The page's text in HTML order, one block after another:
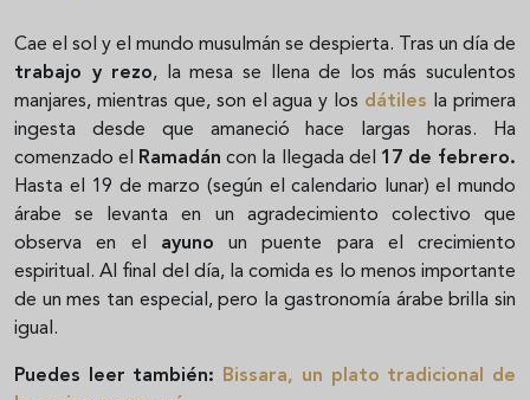
Cae el sol y el mundo musulmán se despierta. Tras un día de
trabajo y rezo, la mesa se llena de los más suculentos
manjares, mientras que, son el agua y los dátiles la primera
ingesta desde que amaneció hace largas horas. Ha
comenzado el
Ramadán con la llegada del 17 de febrero.
Hasta el 19 de marzo (según el calendario lunar) el mundo
árabe se levanta en un agradecimiento colectivo que
observa en el ayuno un puente para el crecimiento
espiritual. Al final del día, la comida es lo menos importante
de un mes tan especial, pero la gastronomía árabe brilla sin
igual.
Puedes leer también:
Bissara, un plato tradicional de